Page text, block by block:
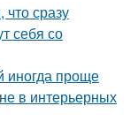
сразу
себя со
иногда проще
в интерьерных